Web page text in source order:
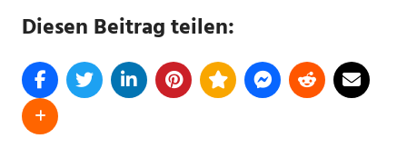
Diesen Beitrag teilen: